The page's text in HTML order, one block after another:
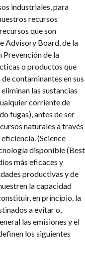
industriales, para
recursos
que son
Advisory Board, de la
Prevención de la
o productos que
contaminantes en sus
las sustancias
corriente de
fugas), antes de ser
naturales a través
(Science
disponible (Best
más eficaces y
productivas y de
la capacidad
en principio, la
a evitar o,
las emisiones y el
los siguientes